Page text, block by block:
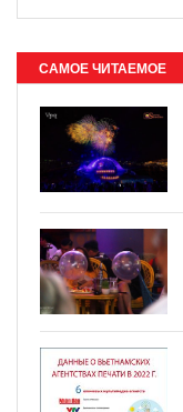
САМОЕ ЧИТАЕМОЕ